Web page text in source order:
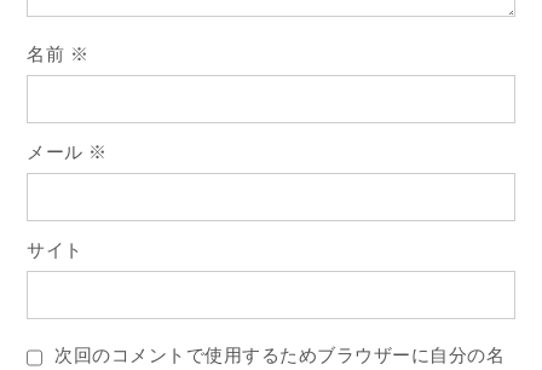
名前 ※
メール ※
サイト
次回のコメントで使用するためブラウザーに自分の名